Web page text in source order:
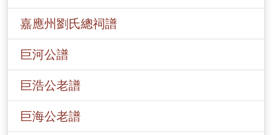
嘉應州劉氏總祠譜
巨河公譜
巨浩公老譜
巨海公老譜